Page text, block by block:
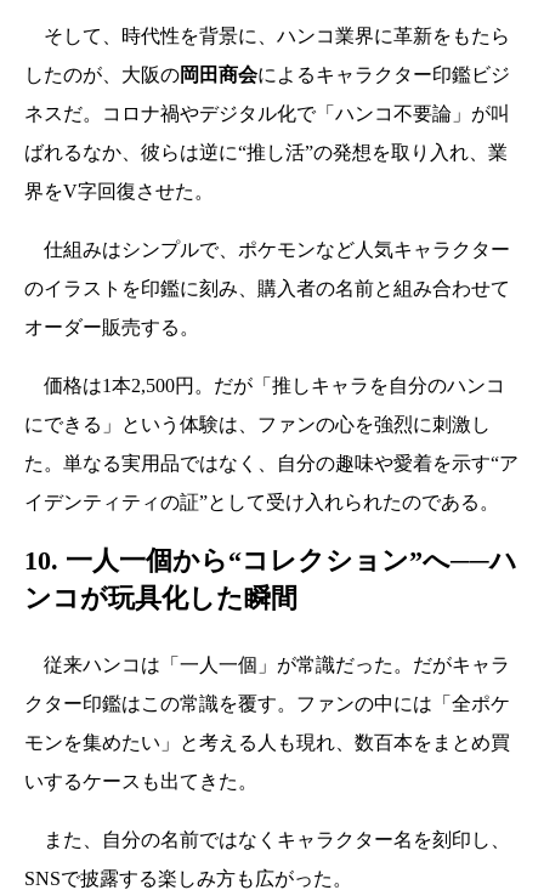
そして、時代性を背景に、ハンコ業界に革新をもたら
したのが、大阪の岡田商会によるキャラクター印鑑ビジ
ネスだ。コロナ禍やデジタル化で「ハンコ不要論」が叫
ばれるなか、彼らは逆に“推し活”の発想を取り入れ、業
界をV字回復させた。
仕組みはシンプルで、ポケモンなど人気キャラクター
のイラストを印鑑に刻み、購入者の名前と組み合わせて
オーダー販売する。
価格は1本2,500円。だが「推しキャラを自分のハンコ
にできる」という体験は、ファンの心を強烈に刺激し
た。単なる実用品ではなく、自分の趣味や愛着を示す“ア
イデンティティの証”として受け入れられたのである。
10. 一人一個から“コレクション”へ──ハ
ンコが玩具化した瞬間
従来ハンコは「一人一個」が常識だった。だがキャラ
クター印鑑はこの常識を覆す。ファンの中には「全ポケ
モンを集めたい」と考える人も現れ、数百本をまとめ買
いするケースも出てきた。
また、自分の名前ではなくキャラクター名を刻印し、
SNSで披露する楽しみ方も広がった。